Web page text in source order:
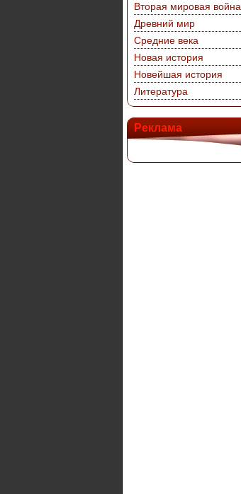
Вторая мировая война
Древний мир
Средние века
Новая история
Новейшая история
Литература
Реклама